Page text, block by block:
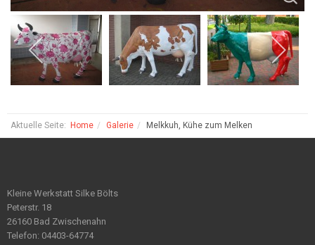
Aktuelle Seite: Home Galerie Melkkuh, Kühe zum Melken
Kleine Werkstatt Silke Bölts
Peterstr. 18
26160 Bad Zwischenahn
Telefon: 04403-64774